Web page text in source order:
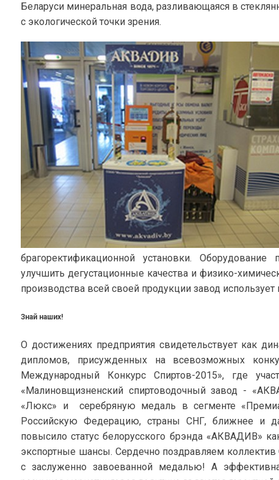
Беларуси минеральная вода, разливающаяся в
с экологической точки зрения.
брагоректификационной установки. Оборудование
улучшить дегустационные качества и физико-
производства всей своей продукции завод
Знай наших!
О достижениях предприятия свидетельствует как
дипломов, присужденных на всевозможных
Международный Конкурс Спиртов-2015», где
«Малиновщизненский спиртоводочный завод -
«Люкс» и серебряную медаль в сегменте
Российскую Федерацию, страны СНГ, ближнее и
повысило статус белорусского брэнда «АКВАДИВ»
экспортные шансы. Сердечно поздравляем
с заслуженно завоеванной медалью! А